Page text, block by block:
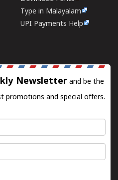
Type in Malayalam
UPI Payments Help
Newsletter and be the
promotions and special offers.